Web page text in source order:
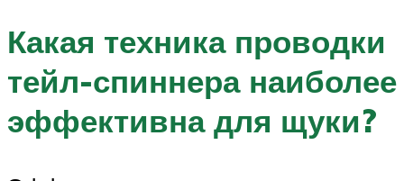
Какая техника проводки
тейл-спиннера наиболее
эффективна для щуки?